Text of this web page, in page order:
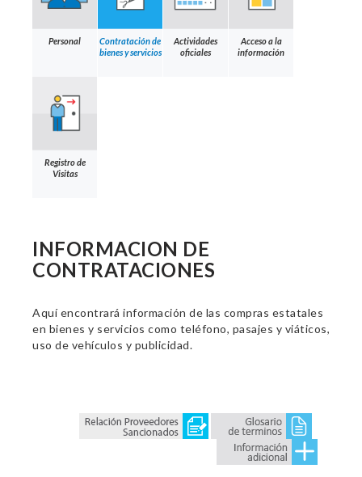
Personal
Contratación de
bienes y servicios
Actividades
oficiales
Acceso a la
información
Registro de
Visitas
INFORMACION DE
CONTRATACIONES
Aquí encontrará información de las compras estatales
en bienes y servicios como teléfono, pasajes y viáticos,
uso de vehículos y publicidad.